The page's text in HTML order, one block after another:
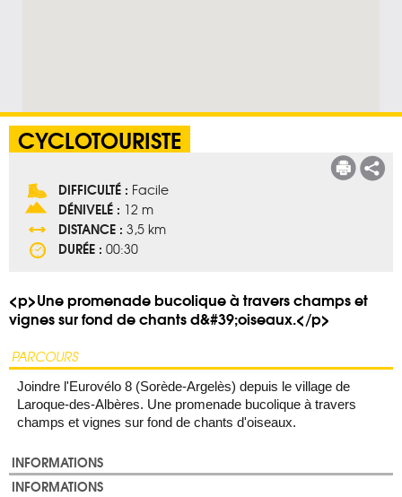
CYCLOTOURISTE
DIFFICULTÉ : Facile
DÉNIVELÉ : 12 m
DISTANCE : 3,5 km
DURÉE : 00:30
<p>Une promenade bucolique à travers champs et
vignes sur fond de chants d&#39;oiseaux.</p>
PARCOURS
Joindre l'Eurovélo 8 (Sorède-Argelès) depuis le village de
Laroque-des-Albères. Une promenade bucolique à travers
champs et vignes sur fond de chants d'oiseaux.
INFORMATIONS
INFORMATIONS